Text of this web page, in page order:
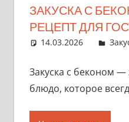
ЗАКУСКА С
РЕЦЕПТ ДЛЯ
14.03.2026
Закуска с беконом —
блюдо, которое